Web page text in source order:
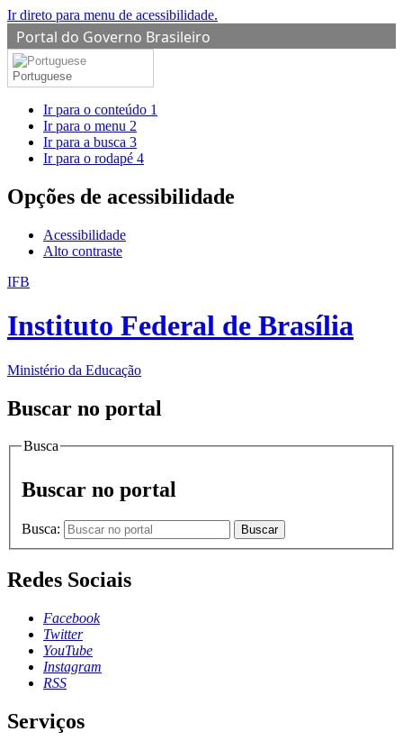
Ir direto para menu de acessibilidade.
Portal do Governo Brasileiro
Portuguese
Ir para o conteúdo 1
Ir para o menu 2
Ir para a busca 3
Ir para o rodapé 4
Opções de acessibilidade
Acessibilidade
Alto contraste
IFB
Instituto Federal de Brasília
Ministério da Educação
Buscar no portal
Busca
Buscar no portal
Busca: Buscar
Redes Sociais
Facebook
Twitter
YouTube
Instagram
RSS
Serviços